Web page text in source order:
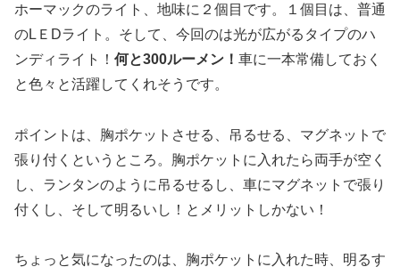
ホーマックのライト、地味に２個目です。１個目は、普通
のLＥDライト。そして、今回のは光が広がるタイプのハ
ンディライト！ 何と300ルーメン！ 車に一本常備しておく
と色々と活躍してくれそうです。
ポイントは、胸ポケットさせる、吊るせる、マグネットで
張り付くというところ。胸ポケットに入れたら両手が空く
し、ランタンのように吊るせるし、車にマグネットで張り
付くし、そして明るいし！とメリットしかない！
ちょっと気になったのは、 胸ポケットに入れた時、明るす